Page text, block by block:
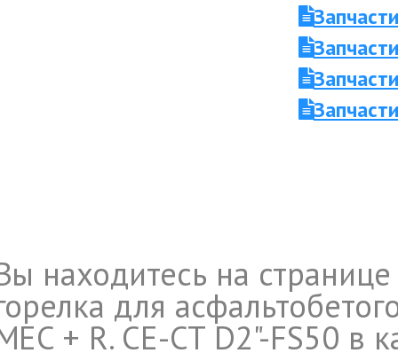
находитесь на
для
+ R. CE-CT D2"-FS50